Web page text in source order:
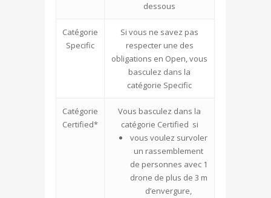
dessous
Catégorie
Specific
Si vous ne savez pas
respecter une des
obligations en Open, vous
basculez dans la
catégorie Specific
Catégorie
Certified*
Vous basculez dans la
catégorie Certified si
vous voulez survoler
un rassemblement
de personnes avec 1
drone de plus de 3 m
d’envergure,